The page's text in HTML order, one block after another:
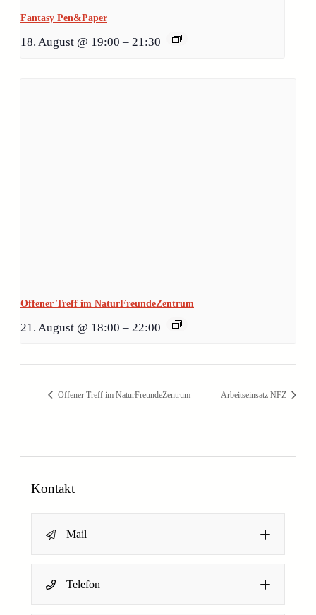
Fantasy Pen&Paper
18. August @ 19:00 – 21:30
Offener Treff im NaturFreundeZentrum
21. August @ 18:00 – 22:00
Offener Treff im NaturFreundeZentrum Arbeitseinsatz NFZ
Kontakt
Mail
Telefon